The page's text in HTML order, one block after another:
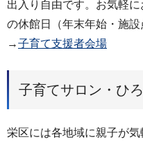
出入り自由です。お気軽
の休館日（年末年始・施設
→子育て支援者会場
子育てサロン・ひ
栄区には各地域に親子が